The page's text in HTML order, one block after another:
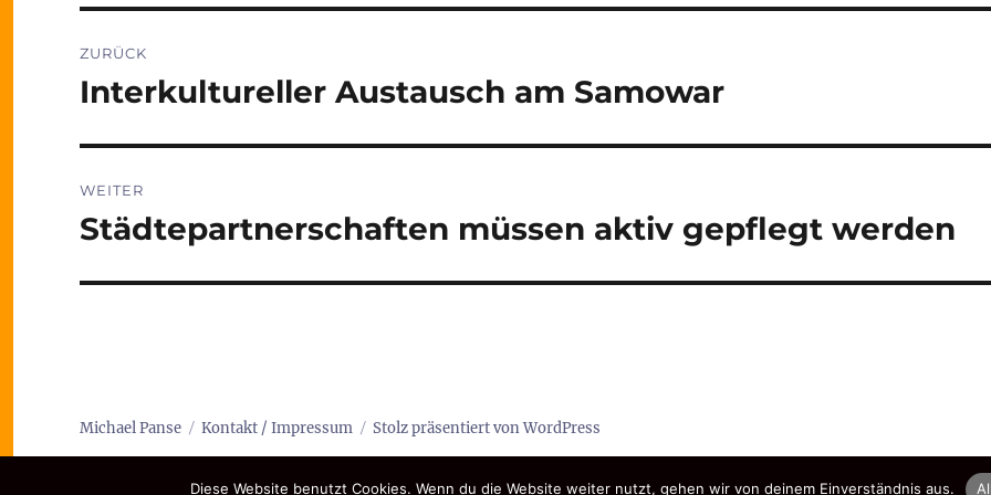
ZURÜCK
Vorheriger
Interkultureller Austausch am Samowar
WEITER
Nächster
Städtepartnerschaften müssen aktiv gepflegt werden
Michael Panse Kontakt / Impressum Stolz präsentiert von WordPress
Diese Website benutzt Cookies. Wenn du die Website weiter nutzt, gehen wir von deinem Einverständnis aus.